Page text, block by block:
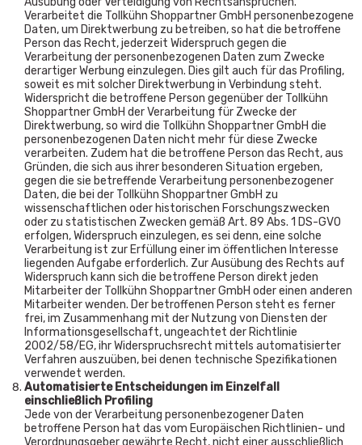
Verarbeitet die Tollkühn Shoppartner GmbH personenbezogene
Daten, um Direktwerbung zu betreiben, so hat die betroffene
Person das Recht, jederzeit Widerspruch gegen die
Verarbeitung der personenbezogenen Daten zum Zwecke
derartiger Werbung einzulegen. Dies gilt auch für das Profiling,
soweit es mit solcher Direktwerbung in Verbindung steht.
Widerspricht die betroffene Person gegenüber der Tollkühn
Shoppartner GmbH der Verarbeitung für Zwecke der
Direktwerbung, so wird die Tollkühn Shoppartner GmbH die
personenbezogenen Daten nicht mehr für diese Zwecke
verarbeiten. Zudem hat die betroffene Person das Recht, aus
Gründen, die sich aus ihrer besonderen Situation ergeben,
gegen die sie betreffende Verarbeitung personenbezogener
Daten, die bei der Tollkühn Shoppartner GmbH zu
wissenschaftlichen oder historischen Forschungszwecken
oder zu statistischen Zwecken gemäß Art. 89 Abs. 1 DS-GVO
erfolgen, Widerspruch einzulegen, es sei denn, eine solche
Verarbeitung ist zur Erfüllung einer im öffentlichen Interesse
liegenden Aufgabe erforderlich. Zur Ausübung des Rechts auf
Widerspruch kann sich die betroffene Person direkt jeden
Mitarbeiter der Tollkühn Shoppartner GmbH oder einen anderen
Mitarbeiter wenden. Der betroffenen Person steht es ferner
frei, im Zusammenhang mit der Nutzung von Diensten der
Informationsgesellschaft, ungeachtet der Richtlinie
2002/58/EG, ihr Widerspruchsrecht mittels automatisierter
Verfahren auszuüben, bei denen technische Spezifikationen
verwendet werden.
Automatisierte Entscheidungen im Einzelfall
einschließlich Profiling
Jede von der Verarbeitung personenbezogener Daten
betroffene Person hat das vom Europäischen Richtlinien- und
Verordnungsgeber gewährte Recht, nicht einer ausschließlich